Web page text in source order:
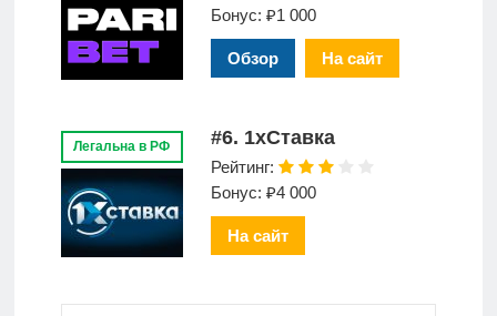
Бонус: ₽1 000
Обзор На сайт
Легальна в РФ #6. 1xСтавка
Рейтинг:
Бонус: ₽4 000
На сайт